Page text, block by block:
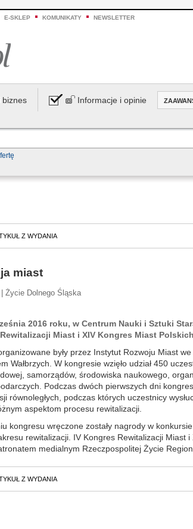
E-SKLEP KOMUNIKATY NEWSLETTER
biznes Informacje i opinie
Z WYDANIA
miast
Życie Dolnego Śląska
2016 roku, w Centrum Nauki i Sztuki
Miast i XIV Kongres Miast
były przez Instytut Rozwoju Miast
Wałbrzych. W kongresie wzięło udział 450
samorządów, środowiska naukowego,
Podczas dwóch pierwszych dni
równoległych, podczas których uczestnicy
aspektom procesu rewitalizacji.
kongresu wręczone zostały nagrody w
rewitalizacji. IV Kongres Rewitalizacji Miast
medialnym Rzeczpospolitej Życie
Z WYDANIA